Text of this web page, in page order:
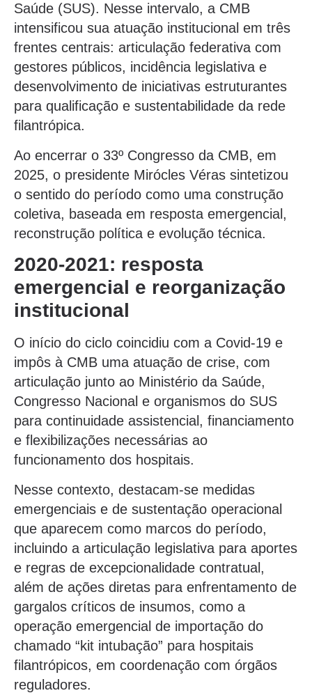
Saúde (SUS). Nesse intervalo, a CMB
intensificou sua atuação institucional em três
frentes centrais: articulação federativa com
gestores públicos, incidência legislativa e
desenvolvimento de iniciativas estruturantes
para qualificação e sustentabilidade da rede
filantrópica.
Ao encerrar o 33º Congresso da CMB, em
2025, o presidente Mirócles Véras sintetizou
o sentido do período como uma construção
coletiva, baseada em resposta emergencial,
reconstrução política e evolução técnica.
2020-2021: resposta
emergencial e reorganização
institucional
O início do ciclo coincidiu com a Covid-19 e
impôs à CMB uma atuação de crise, com
articulação junto ao Ministério da Saúde,
Congresso Nacional e organismos do SUS
para continuidade assistencial, financiamento
e flexibilizações necessárias ao
funcionamento dos hospitais.
Nesse contexto, destacam-se medidas
emergenciais e de sustentação operacional
que aparecem como marcos do período,
incluindo a articulação legislativa para aportes
e regras de excepcionalidade contratual,
além de ações diretas para enfrentamento de
gargalos críticos de insumos, como a
operação emergencial de importação do
chamado “kit intubação” para hospitais
filantrópicos, em coordenação com órgãos
reguladores.